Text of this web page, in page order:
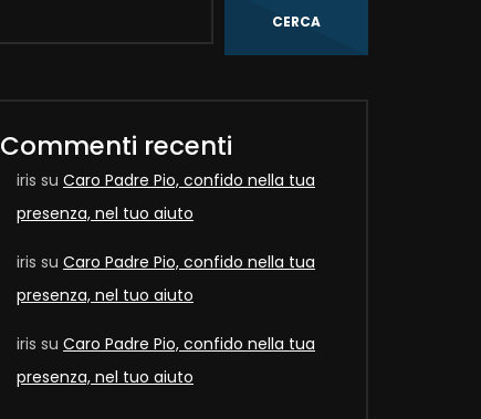
CERCA
Commenti recenti
iris su Caro Padre Pio, confido nella tua
presenza, nel tuo aiuto
iris su Caro Padre Pio, confido nella tua
presenza, nel tuo aiuto
iris su Caro Padre Pio, confido nella tua
presenza, nel tuo aiuto